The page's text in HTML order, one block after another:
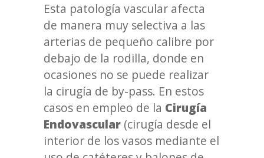
Esta patología vascular afecta
de manera muy selectiva a las
arterias de pequeño calibre por
debajo de la rodilla, donde en
ocasiones no se puede realizar
la cirugía de by-pass. En estos
casos en empleo de la Cirugía
Endovascular (cirugía desde el
interior de los vasos mediante el